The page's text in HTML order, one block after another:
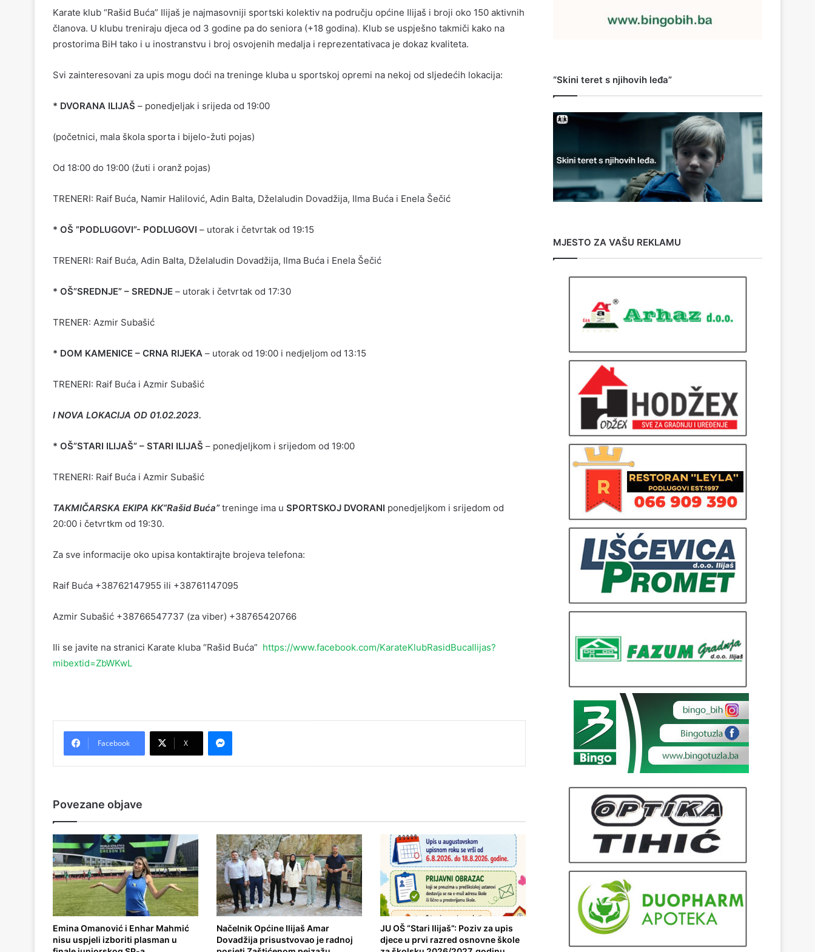
Karate klub “Rašid Buća” Ilijaš je najmasovniji sportski kolektiv na području općine Ilijaš i broji oko 150 aktivnih
članova. U klubu treniraju djeca od 3 godine pa do seniora (+18 godina). Klub se uspješno takmiči kako na
prostorima BiH tako i u inostranstvu i broj osvojenih medalja i reprezentativaca je dokaz kvaliteta.
Svi zainteresovani za upis mogu doći na treninge kluba u sportskoj opremi na nekoj od sljedećih lokacija:
* DVORANA ILIJAŠ – ponedjeljak i srijeda od 19:00
(početnici, mala škola sporta i bijelo-žuti pojas)
Od 18:00 do 19:00 (žuti i oranž pojas)
TRENERI: Raif Buća, Namir Halilović, Adin Balta, Dželaludin Dovadžija, Ilma Buća i Enela Šečić
* OŠ ”PODLUGOVI”- PODLUGOVI – utorak i četvrtak od 19:15
TRENERI: Raif Buća, Adin Balta, Dželaludin Dovadžija, Ilma Buća i Enela Šečić
* OŠ”SREDNJE” – SREDNJE – utorak i četvrtak od 17:30
TRENER: Azmir Subašić
* DOM KAMENICE – CRNA RIJEKA – utorak od 19:00 i nedjeljom od 13:15
TRENERI: Raif Buća i Azmir Subašić
I NOVA LOKACIJA OD 01.02.2023.
* OŠ”STARI ILIJAŠ” – STARI ILIJAŠ – ponedjeljkom i srijedom od 19:00
TRENERI: Raif Buća i Azmir Subašić
TAKMIČARSKA EKIPA KK”Rašid Buća” treninge ima u SPORTSKOJ DVORANI ponedjeljkom i srijedom od
20:00 i četvrtkm od 19:30.
Za sve informacije oko upisa kontaktirajte brojeva telefona:
Raif Buća +38762147955 ili +38761147095
Azmir Subašić +38766547737 (za viber) +38765420766
Ili se javite na stranici Karate kluba “Rašid Buća” https://www.facebook.com/KarateKlubRasidBucaIlijas?
mibextid=ZbWKwL
Facebook X
Povezane objave
Emina Omanović i Enhar Mahmić
nisu uspjeli izboriti plasman u
Načelnik Općine Ilijaš Amar
Dovadžija prisustvovao je radnoj
JU OŠ “Stari Ilijaš”: Poziv za upis
djece u prvi razred osnovne škole
“Skini teret s njihovih leđa”
MJESTO ZA VAŠU REKLAMU